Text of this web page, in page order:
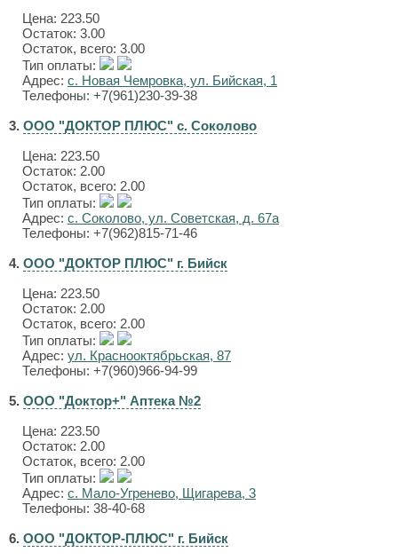
Цена: 223.50
Остаток: 3.00
Остаток, всего: 3.00
Тип оплаты:
Адрес: с. Новая Чемровка, ул. Бийская, 1
Телефоны: +7(961)230-39-38
3. ООО "ДОКТОР ПЛЮС" с. Соколово
Цена: 223.50
Остаток: 2.00
Остаток, всего: 2.00
Тип оплаты:
Адрес: с. Соколово, ул. Советская, д. 67а
Телефоны: +7(962)815-71-46
4. ООО "ДОКТОР ПЛЮС" г. Бийск
Цена: 223.50
Остаток: 2.00
Остаток, всего: 2.00
Тип оплаты:
Адрес: ул. Краснооктябрьская, 87
Телефоны: +7(960)966-94-99
5. ООО "Доктор+" Аптека №2
Цена: 223.50
Остаток: 2.00
Остаток, всего: 2.00
Тип оплаты:
Адрес: с. Мало-Угренево, Щигарева, 3
Телефоны: 38-40-68
6. ООО "ДОКТОР-ПЛЮС" г. Бийск